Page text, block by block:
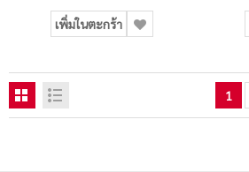
เพิ่มในตะกร้า
1